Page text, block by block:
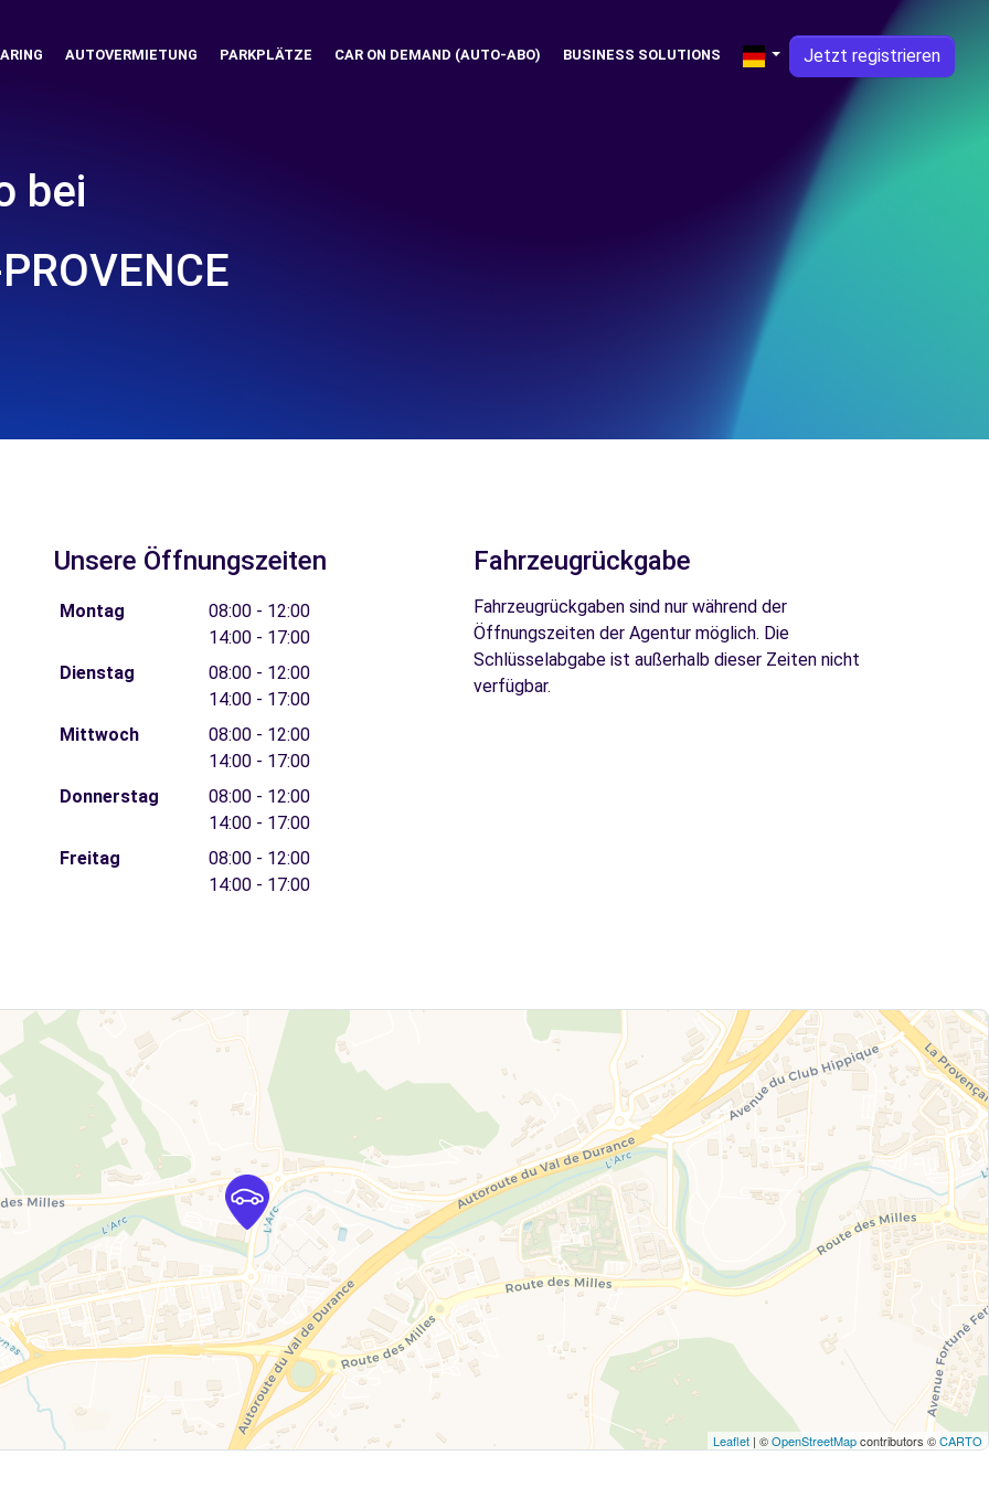
AUTOVERMIETUNG PARKPLÄTZE CAR ON DEMAND (AUTO-ABO) BUSINESS SOLUTIONS Jetzt registrieren
bei
Unsere Öffnungszeiten
Montag
08:00 - 12:00
14:00 - 17:00
Dienstag
08:00 - 12:00
14:00 - 17:00
Mittwoch
08:00 - 12:00
14:00 - 17:00
Donnerstag
08:00 - 12:00
14:00 - 17:00
Freitag
08:00 - 12:00
14:00 - 17:00
Fahrzeugrückgabe
Fahrzeugrückgaben sind nur während der
Öffnungszeiten der Agentur möglich. Die
Schlüsselabgabe ist außerhalb dieser Zeiten nicht
verfügbar.
Leaflet | ©OpenStreetMapcontributors ©CARTO